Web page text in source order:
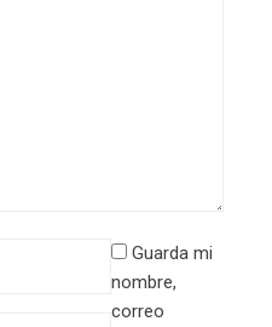
Guarda mi
nombre,
correo